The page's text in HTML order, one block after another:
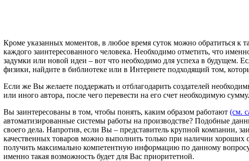
Кроме указанных моментов, в любое время суток можно обратиться к
каждого заинтересованного человека. Необходимо отметить, что
задумки или новой идеи – вот что необходимо для успеха в будущем.
физики, найдите в библиотеке или в Интернете подходящий том,
Если же Вы желаете поддержать и отблагодарить создателей
или иного автора, после чего перевести на его счет необходимую
Вы заинтересованы в том, чтобы понять, каким образом работают (см.
автоматизированные системы работы на производстве? Подобные
своего дела. Напротив, если Вы – представитель крупной компании,
качественных товаров можно выполнить только при наличии хороших
получить максимально компетентную информацию по данному
именно такая возможность будет для Вас приоритетной.